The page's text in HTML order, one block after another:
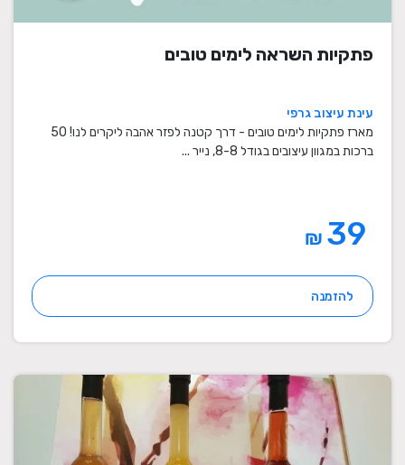
פתקיות השראה לימים טובים
עינת עיצוב גרפי
מארז פתקיות לימים טובים - דרך קטנה לפזר אהבה ליקרים לנו! 50
ברכות במגוון עיצובים בגודל 8-8, נייר ...
₪
להזמנה